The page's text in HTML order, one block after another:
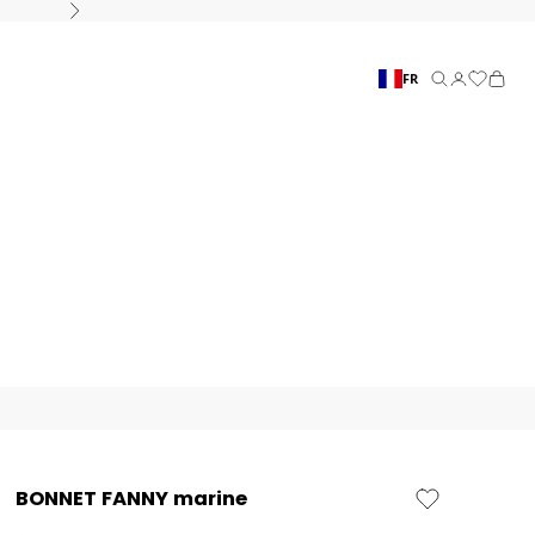
Suivant
FR Recherche
Connexion
Panier
BONNET FANNY marine